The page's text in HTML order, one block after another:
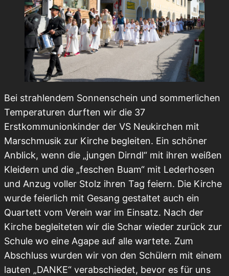
Bei strahlendem Sonnenschein und sommerlichen
Temperaturen durften wir die 37
Erstkommunionkinder der VS Neukirchen mit
Marschmusik zur Kirche begleiten. Ein schöner
Anblick, wenn die „jungen Dirndl“ mit ihren weißen
Kleidern und die „feschen Buam“ mit Lederhosen
und Anzug voller Stolz ihren Tag feiern. Die Kirche
wurde feierlich mit Gesang gestaltet auch ein
Quartett vom Verein war im Einsatz. Nach der
Kirche begleiteten wir die Schar wieder zurück zur
Schule wo eine Agape auf alle wartete. Zum
Abschluss wurden wir von den Schülern mit einem
lauten „DANKE“ verabschiedet, bevor es für uns